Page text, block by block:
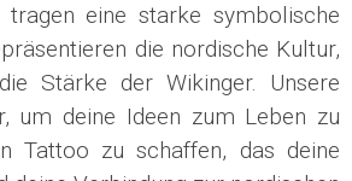
tragen eine starke symbolische
die nordische Kultur,
Stärke der Wikinger. Unsere
um deine Ideen zum Leben zu
Tattoo zu schaffen, das deine